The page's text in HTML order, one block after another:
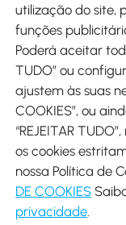
Envio
Descarregar
utilização do site,
funções
Poderá aceitar
TUDO” ou
ajustem às suas
COOKIES”, ou
“REJEITAR
os cookies
nossa Política de
DE COOKIES
privacidade